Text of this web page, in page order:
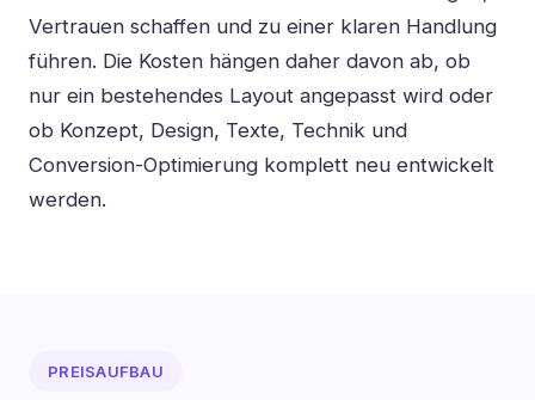
Vertrauen schaffen und zu einer klaren Handlung
führen. Die Kosten hängen daher davon ab, ob
nur ein bestehendes Layout angepasst wird oder
ob Konzept, Design, Texte, Technik und
Conversion-Optimierung komplett neu entwickelt
werden.
PREISAUFBAU